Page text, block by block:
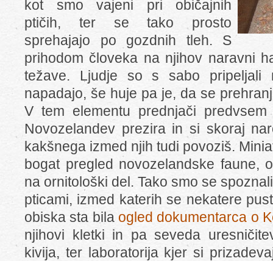
kot smo vajeni pri običajnih
ptičih, ter se tako prosto
sprehajajo po gozdnih tleh. S
prihodom človeka na njihov naravni
težave. Ljudje so s sabo pripeljali
napadajo, še huje pa je, da se
V tem elementu prednjači
Novozelandev prezira in si skoraj
kakšnega izmed njih tudi povoziš.
bogat pregled novozelandske faune,
na ornitološki del. Tako smo se
pticami, izmed katerih se nekatere
obiska sta bila ogled dokumentarca o
njihovi kletki in pa seveda
kivija, ter laboratorija kjer si